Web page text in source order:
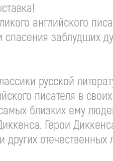
английского
заблудших
русской
писателя в
близких ему
Герои
отечественных